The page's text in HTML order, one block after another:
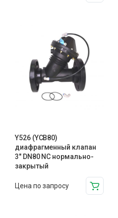
Y526 (YCB80)
диафрагменный клапан
3″ DN80 NC нормально-
закрытый
Цена по запросу